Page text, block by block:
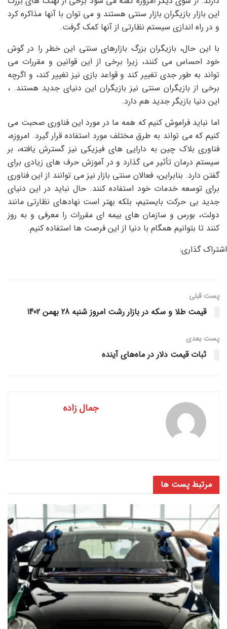
این بازار بازیگران بازار سنتی هستند و می توان با آنها مذاکره کرد
و در راه اندازی سیستم نظارتی از آنها کمک گرفت.
با این حال، بازیگران بزرگ بازارهای سنتی این خطر را در گوش
خود احساس می کنند، زیرا برخی از این قوانین و مقررات می
تواند به طور جدی تغییر کند و قواعد بازی نیز تغییر کند، و اگرچه
برخی از بازیگران سنتی نیز بازیگران این دنیای جدید هستند. ،
این دنیا بازیگر جدید هم دارد.
اما نباید فراموش کنیم که همه ما در مورد این فناوری صحبت می
کنیم که می تواند به طرق مختلف مورد استفاده قرار گیرد. امروزه،
فناوری بلاک چین به دارایی های فیزیکی نیز گسترش یافته، بر
سیستم درمان تأثیر می گذارد و در آموزش حرف های زیادی برای
گفتن دارد. بنابراین، فعالان سنتی بازار نیز می توانند از این فناوری
برای توسعه خدمات خود استفاده کنند. حال نباید در این دنیای
جدید بی حرکت بایستیم، بلکه بهتر است نهادهای نظارتی مانند
دولت، بورس و سازمان های بیمه ای مقررات را معرفی و به روز
کنند تا بتوانیم همگام با دنیا از این فرصت ها استفاده کنیم.
اشتراک گذاری:
پست قبلی
قیمت طلا و سکه در بازار رشت امروز شنبه 28 بهمن 1402
پست‌ بعدی
ثبات قیمت دلار در ماه‌های آینده
جمال زاده
مرتبط پست ها